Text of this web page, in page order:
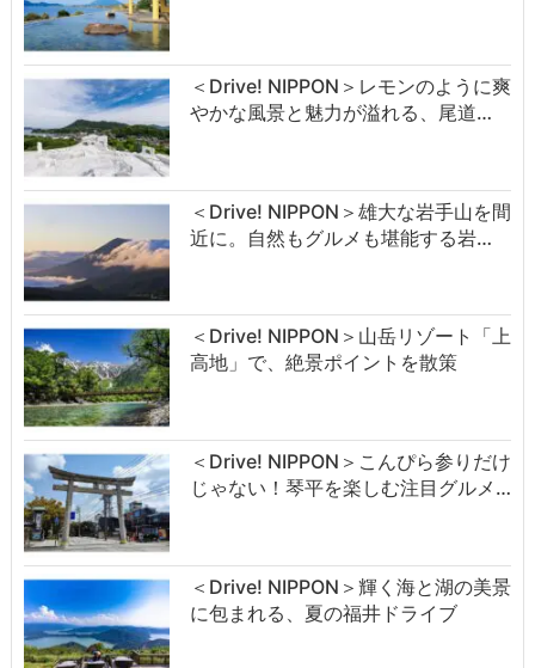
＜Drive! NIPPON＞レモンのように爽
やかな風景と魅力が溢れる、尾道…
＜Drive! NIPPON＞雄大な岩手山を間
近に。自然もグルメも堪能する岩…
＜Drive! NIPPON＞山岳リゾート「上
高地」で、絶景ポイントを散策
＜Drive! NIPPON＞こんぴら参りだけ
じゃない！琴平を楽しむ注目グルメ…
＜Drive! NIPPON＞輝く海と湖の美景
に包まれる、夏の福井ドライブ